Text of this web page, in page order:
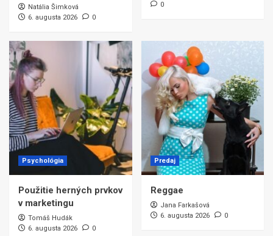
Natália Šimková
6. augusta 2026
0
0
Psychológia
Použitie herných prvkov
v marketingu
Tomáš Hudák
6. augusta 2026
0
Predaj
Reggae
Jana Farkašová
6. augusta 2026
0